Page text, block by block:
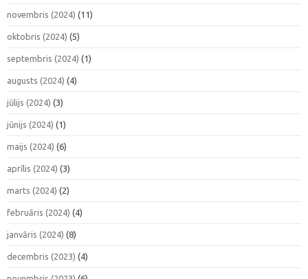
novembris (2024) (11)
oktobris (2024) (5)
septembris (2024) (1)
augusts (2024) (4)
jūlijs (2024) (3)
jūnijs (2024) (1)
maijs (2024) (6)
aprīlis (2024) (3)
marts (2024) (2)
februāris (2024) (4)
janvāris (2024) (8)
decembris (2023) (4)